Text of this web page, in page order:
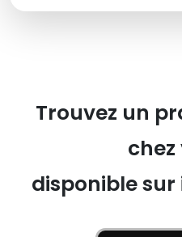
Trouvez un
chez
disponible sur